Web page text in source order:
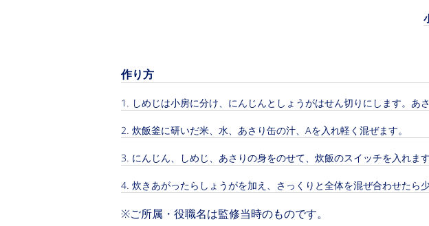
作り方
しめじは小房に分け、にんじんとしょうがはせん切りにします。あ
炊飯釜に研いだ米、水、あさり缶の汁、Aを入れ軽く混ぜます。
にんじん、しめじ、あさりの身をのせて、炊飯のスイッチを入れます
炊きあがったらしょうがを加え、さっくりと全体を混ぜ合わせたら
※ご所属・役職名は監修当時のものです。